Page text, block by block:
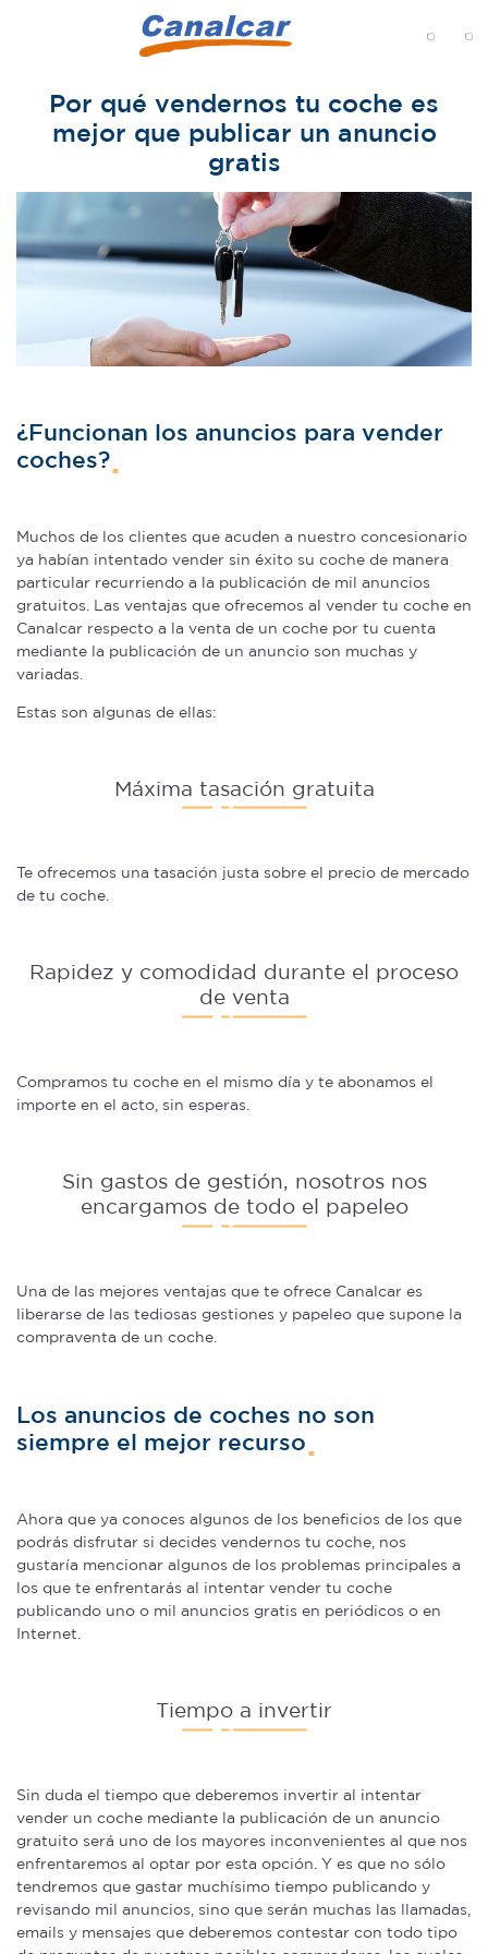
Por qué vendernos tu coche es
mejor que publicar un anuncio
gratis
¿Funcionan los anuncios para vender
coches?
Muchos de los clientes que acuden a nuestro concesionario
ya habían intentado vender sin éxito su coche de manera
particular recurriendo a la publicación de mil anuncios
gratuitos. Las ventajas que ofrecemos al vender tu coche en
Canalcar respecto a la venta de un coche por tu cuenta
mediante la publicación de un anuncio son muchas y
variadas.
Estas son algunas de ellas:
Máxima tasación gratuita
Te ofrecemos una tasación justa sobre el precio de mercado
de tu coche.
Rapidez y comodidad durante el proceso
de venta
Compramos tu coche en el mismo día y te abonamos el
importe en el acto, sin esperas.
Sin gastos de gestión, nosotros nos
encargamos de todo el papeleo
Una de las mejores ventajas que te ofrece Canalcar es
liberarse de las tediosas gestiones y papeleo que supone la
compraventa de un coche.
Los anuncios de coches no son
siempre el mejor recurso
Ahora que ya conoces algunos de los beneficios de los que
podrás disfrutar si decides vendernos tu coche, nos
gustaría mencionar algunos de los problemas principales a
los que te enfrentarás al intentar vender tu coche
publicando uno o mil anuncios gratis en periódicos o en
Internet.
Tiempo a invertir
Sin duda el tiempo que deberemos invertir al intentar
vender un coche mediante la publicación de un anuncio
gratuito será uno de los mayores inconvenientes al que nos
enfrentaremos al optar por esta opción. Y es que no sólo
tendremos que gastar muchísimo tiempo publicando y
revisando mil anuncios, sino que serán muchas las llamadas,
emails y mensajes que deberemos contestar con todo tipo